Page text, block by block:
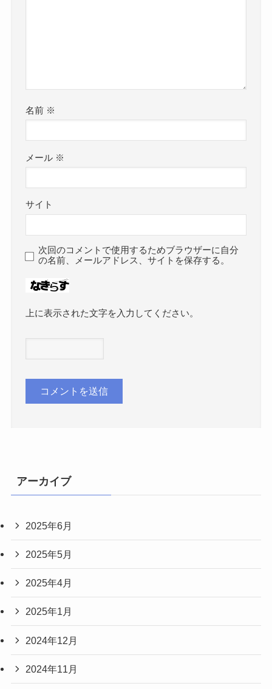
名前 ※
メール ※
サイト
次回のコメントで使用するためブラウザーに自分
の名前、メールアドレス、サイトを保存する。
上に表示された文字を入力してください。
アーカイブ
2025年6月
2025年5月
2025年4月
2025年1月
2024年12月
2024年11月